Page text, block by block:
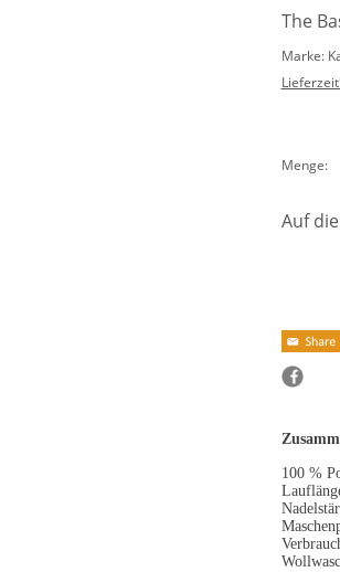
The
Marke:
Menge:
Auf
100 %